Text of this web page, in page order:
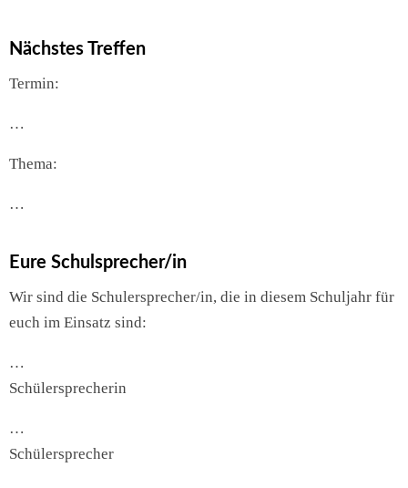
Nächstes Treffen
Termin:
…
Thema:
…
Eure Schulsprecher/in
Wir sind die Schulersprecher/in, die in diesem Schuljahr für
euch im Einsatz sind:
…
Schülersprecherin
…
Schülersprecher